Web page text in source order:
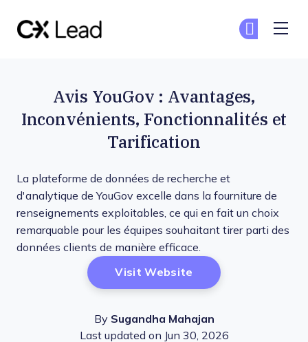
Avis YouGov : Avantages,
Inconvénients, Fonctionnalités et
Tarification
La plateforme de données de recherche et
d'analytique de YouGov excelle dans la fourniture de
renseignements exploitables, ce qui en fait un choix
remarquable pour les équipes souhaitant tirer parti des
données clients de manière efficace.
Visit Website Opens New Window
By Sugandha Mahajan
Last updated on Jun 30, 2026